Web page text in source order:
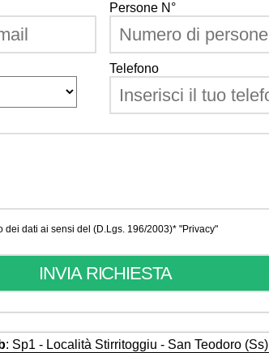
Persone N°
Telefono
dei dati ai sensi del (D.Lgs. 196/2003)* "Privacy"
: Sp1 - Località Stirritoggiu - San Teodoro (Ss)